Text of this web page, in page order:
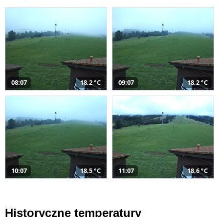
08:07 18,2 °C 09:07 18,2 °C
10:07 18,5 °C 11:07 18,6 °C
Historyczne temperatury